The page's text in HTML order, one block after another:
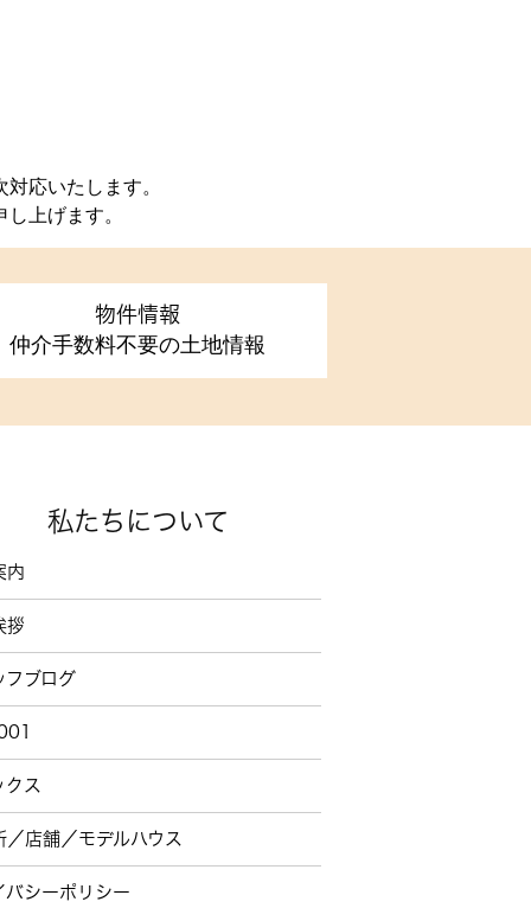
応いたします。
上げます。
物件情報
仲介手数料不要の土地情報
私たちについて
内
拶
フブログ
クス
／店舗／モデルハウス
バシーポリシー